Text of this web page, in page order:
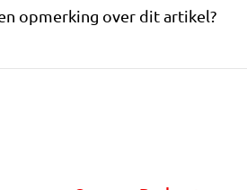
opmerking over dit artikel?